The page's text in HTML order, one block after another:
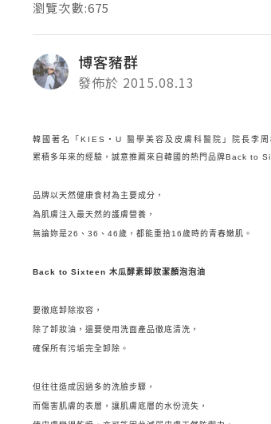
瀏覽次數:675
博客豬群
發佈於 2015.08.13
韓國著名「KIES‧U 醫學美容及皮膚科醫院」 院長李周
累積多年來的經驗， 誠意推薦來自韓國的熱門品牌Back to
品牌以天然健康食材為主要成分，
為肌膚注入最天然的護膚營養，
無論妳是26、36、46歲，都能重拾16歲時的青春嫩肌。
Back to Sixteen 木瓜酵素卸妝潔顏泡泡油
要徹底卸除妝容，
除了卸妝油，還要使用洗面產品徹底清洗，
確保所有污垢完全卸除。
但往往造成因過多的洗臉步驟，
而傷害肌膚的表層，讓肌膚底層的水份流失，